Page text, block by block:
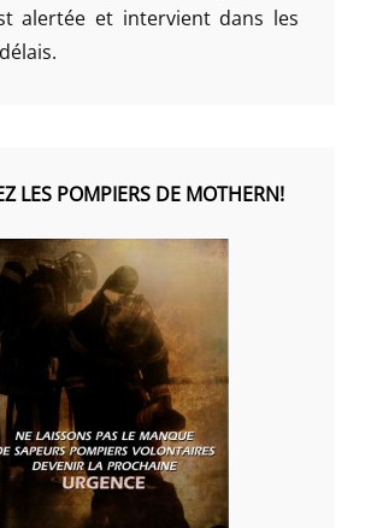
alertée et intervient dans les
LES POMPIERS DE MOTHERN!